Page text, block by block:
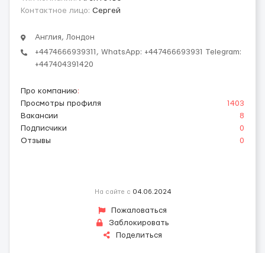
Контактное лицо: Сергей
Англия, Лондон
+4474666939311, WhatsApp: +447466693931 Telegram:
+447404391420
Про компанию:
Просмотры профиля
1403
Вакансии
8
Подписчики
0
Отзывы
0
На сайте с 04.06.2024
Пожаловаться
Заблокировать
Поделиться